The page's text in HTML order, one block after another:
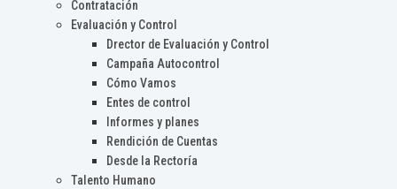
Contratación
Evaluación y Control
Drector de Evaluación y Control
Campaña Autocontrol
Cómo Vamos
Entes de control
Informes y planes
Rendición de Cuentas
Desde la Rectoría
Talento Humano